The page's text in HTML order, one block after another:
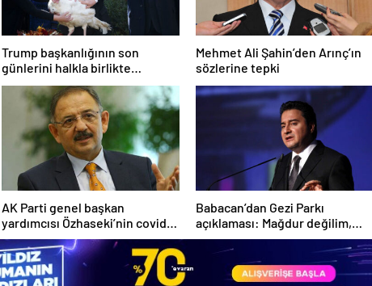
Trump başkanlığının son
günlerini halkla birlikte
geçiriyor
Mehmet Ali Şahin’den Arınç’ın
sözlerine tepki
AK Parti genel başkan
yardımcısı Özhaseki’nin covid-
19 testi pozitif çıktı
Babacan’dan Gezi Parkı
açıklaması: Mağdur değilim,
şikayetçi de değilim